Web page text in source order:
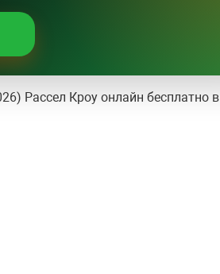
Рассел Кроу онлайн бесплатно в